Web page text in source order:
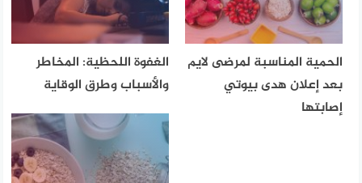
الحمية المناسبة لمرضى لايم
بعد إعلان هدى بيوتي
إصابتها
الغفوة اللحظية: المخاطر
والأسباب وطرق الوقاية